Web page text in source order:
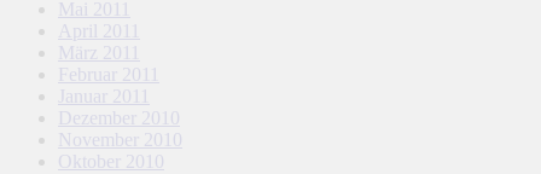
Mai 2011
April 2011
März 2011
Februar 2011
Januar 2011
Dezember 2010
November 2010
Oktober 2010